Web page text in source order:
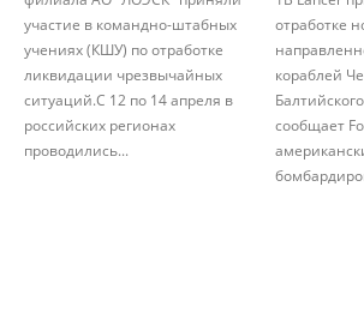
участие в командно-штабных
учениях (КШУ) по отработке
ликвидации чрезвычайных
ситуаций.С 12 по 14 апреля в
российских регионах
проводились...
отработке
кораблей
сообщает